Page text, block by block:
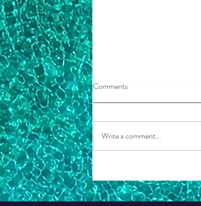
Very nice trip
Comments
Write a comment...